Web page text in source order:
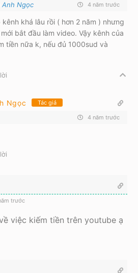
Anh Ngọc 4 năm trước
kênh khá lâu rồi ( hơn 2 năm ) nhưng
bắt đầu làm video. Vậy kênh của
tiền nữa k, nếu đủ 1000sud và
Ngọc Tác giả
4 năm trước
trước
việc kiếm tiền trên youtube ạ